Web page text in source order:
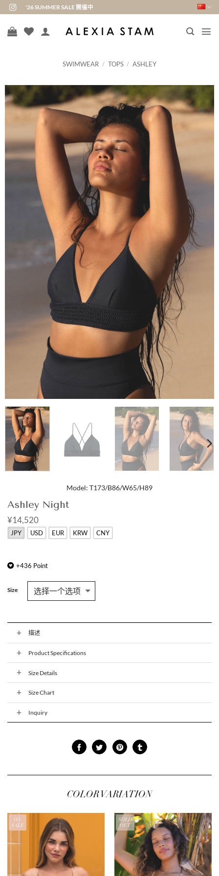
到
'26 SUMMER SALE 開催中
SWIMWEAR / TOPS / ASHLEY
Model: T173/B86/W65/H89
Ashley Night
¥14,520
JPY USD EUR KRW CNY
+436 Point
Size
描述
Product Specifications
Size Details
Size Chart
Inquiry
COLOR VARIATION
ON
SALE
SOLD
OUT